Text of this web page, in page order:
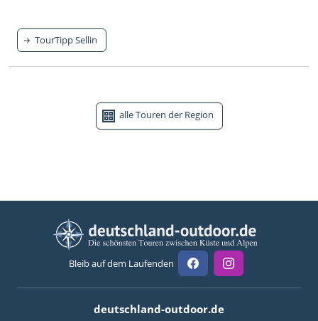
TourTipp Sellin
alle Touren der Region
Bleib auf dem Laufenden
deutschland-outdoor.de